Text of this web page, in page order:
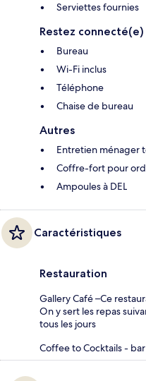
Serviettes fournies
Restez connecté(e)
Bureau
Wi-Fi inclus
Téléphone
Chaise de bureau
Autres
Entretien ménager
Coffre-fort pour
Ampoules à DEL
Caractéristiques
Restauration
Gallery Café –Ce
On y sert les repas
tous les jours
Coffee to Cocktails -